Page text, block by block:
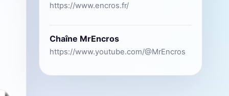
https://www.encros.fr/
Chaîne MrEncros
https://www.youtube.com/@MrEncros